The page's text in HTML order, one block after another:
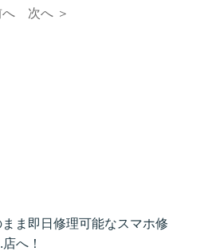
へ 次へ ＞
ま即日修理可能なスマホ修
へ！